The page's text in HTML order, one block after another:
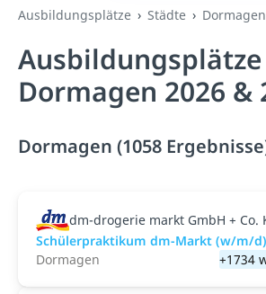
Ausbildungsplätze Städte Dormagen
Dormagen 2026 &
Dormagen (1058
dm-drogerie markt GmbH + Co.
Schülerpraktikum dm-Markt (w/m/d)
Dormagen
+1734